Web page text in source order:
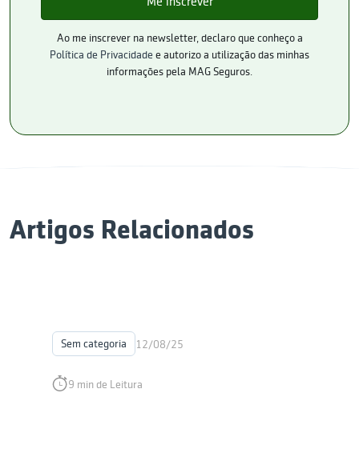
Ao me inscrever na newsletter, declaro que conheço a
Política de Privacidade e autorizo a utilização das minhas
informações pela MAG Seguros.
Artigos Relacionados
Sem categoria 12/08/25
9 min de Leitura